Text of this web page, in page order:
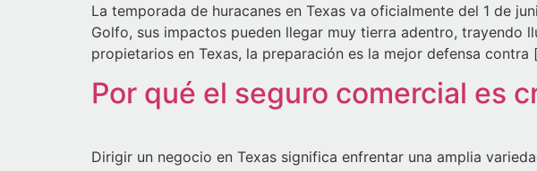
La temporada de huracanes en Texas va oficialmente del 1 de
Golfo, sus impactos pueden llegar muy tierra adentro, trayendo
propietarios en Texas, la preparación es la mejor defensa contra
Por qué el seguro comercial es
Dirigir un negocio en Texas significa enfrentar una amplia